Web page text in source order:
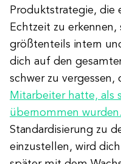
Produktstrategie, die
Echtzeit zu erkennen,
größtenteils intern
dich auf den
schwer zu vergessen,
Mitarbeiter hatte, als
übernommen wurden.
Standardisierung zu
einzustellen, wird